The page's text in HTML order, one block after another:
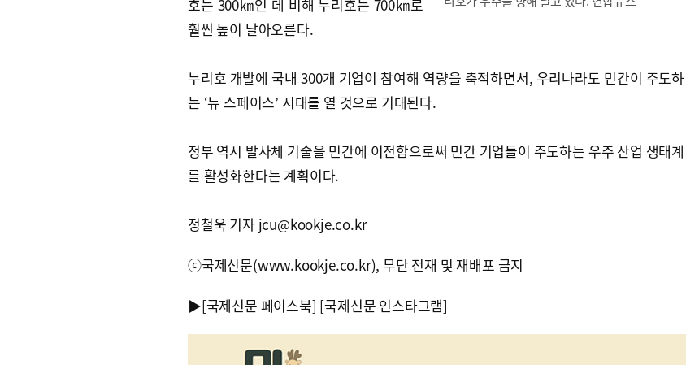
호는 300㎞인 데 비해 누리호는 700㎞로
훨씬 높이 날아오른다.
누리호 개발에 국내 300개 기업이 참여해 역량을 축적하면서, 우리나라도 민간이 주도하
는 ‘뉴 스페이스’ 시대를 열 것으로 기대된다.
정부 역시 발사체 기술을 민간에 이전함으로써 민간 기업들이 주도하는 우주 산업 생태계
를 활성화한다는 계획이다.
정철욱 기자 jcu@kookje.co.kr
ⓒ국제신문(www.kookje.co.kr), 무단 전재 및 재배포 금지
▶[국제신문 페이스북] [국제신문 인스타그램]